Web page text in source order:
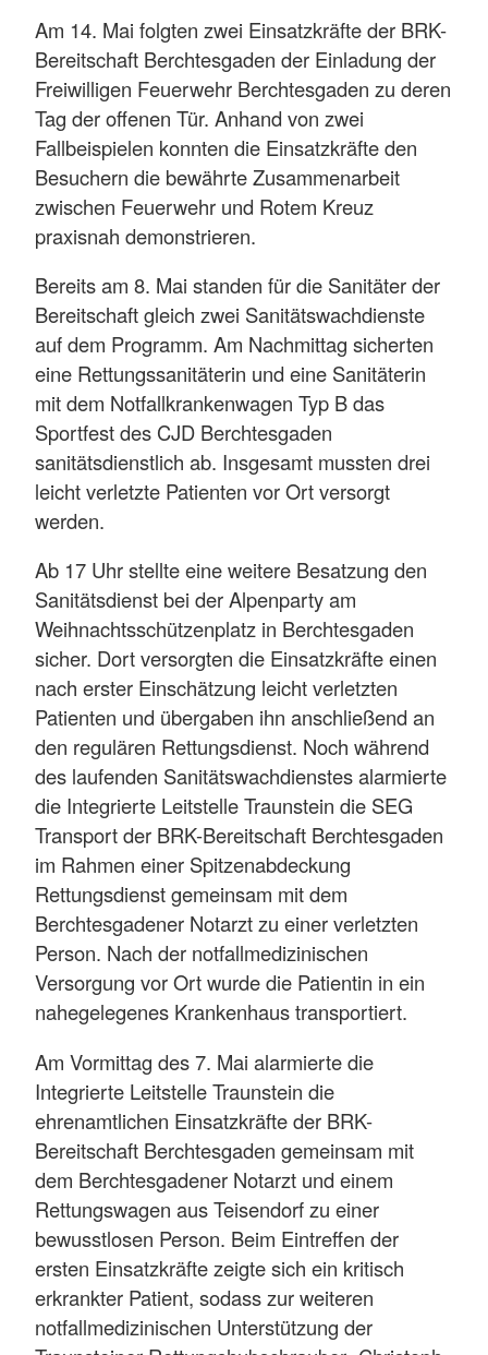
Am 14. Mai folgten zwei Einsatzkräfte der BRK-
Bereitschaft Berchtesgaden der Einladung der
Freiwilligen Feuerwehr Berchtesgaden zu deren
Tag der offenen Tür. Anhand von zwei
Fallbeispielen konnten die Einsatzkräfte den
Besuchern die bewährte Zusammenarbeit
zwischen Feuerwehr und Rotem Kreuz
praxisnah demonstrieren.
Bereits am 8. Mai standen für die Sanitäter der
Bereitschaft gleich zwei Sanitätswachdienste
auf dem Programm. Am Nachmittag sicherten
eine Rettungssanitäterin und eine Sanitäterin
mit dem Notfallkrankenwagen Typ B das
Sportfest des CJD Berchtesgaden
sanitätsdienstlich ab. Insgesamt mussten drei
leicht verletzte Patienten vor Ort versorgt
werden.
Ab 17 Uhr stellte eine weitere Besatzung den
Sanitätsdienst bei der Alpenparty am
Weihnachtsschützenplatz in Berchtesgaden
sicher. Dort versorgten die Einsatzkräfte einen
nach erster Einschätzung leicht verletzten
Patienten und übergaben ihn anschließend an
den regulären Rettungsdienst. Noch während
des laufenden Sanitätswachdienstes alarmierte
die Integrierte Leitstelle Traunstein die SEG
Transport der BRK-Bereitschaft Berchtesgaden
im Rahmen einer Spitzenabdeckung
Rettungsdienst gemeinsam mit dem
Berchtesgadener Notarzt zu einer verletzten
Person. Nach der notfallmedizinischen
Versorgung vor Ort wurde die Patientin in ein
nahegelegenes Krankenhaus transportiert.
Am Vormittag des 7. Mai alarmierte die
Integrierte Leitstelle Traunstein die
ehrenamtlichen Einsatzkräfte der BRK-
Bereitschaft Berchtesgaden gemeinsam mit
dem Berchtesgadener Notarzt und einem
Rettungswagen aus Teisendorf zu einer
bewusstlosen Person. Beim Eintreffen der
ersten Einsatzkräfte zeigte sich ein kritisch
erkrankter Patient, sodass zur weiteren
notfallmedizinischen Unterstützung der